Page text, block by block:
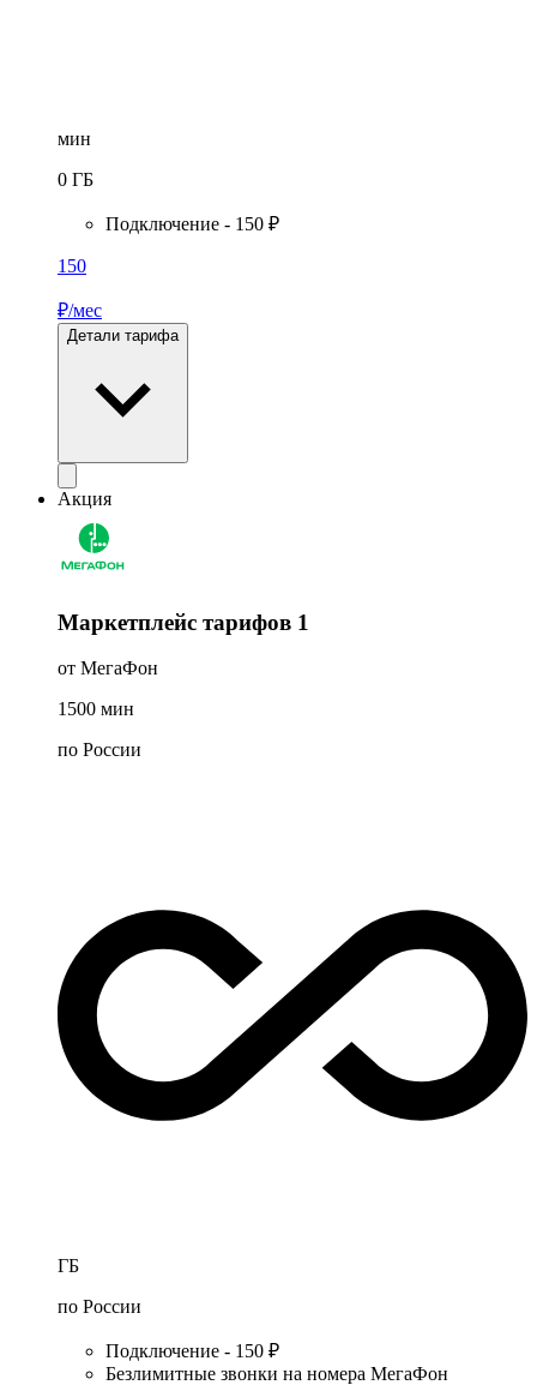
мин
0 ГБ
Подключение - 150 ₽
150
₽/мес
Детали тарифа
Акция
Маркетплейс тарифов 1
от МегаФон
1500 мин
по России
ГБ
по России
Подключение - 150 ₽
Безлимитные звонки на номера МегаФон